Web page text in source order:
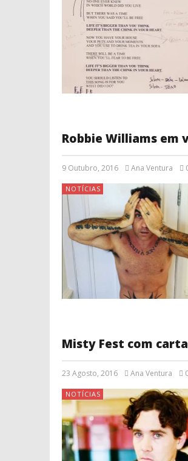
Robbie Williams em
9 Outubro, 2016 Ana Ventura
NOTÍCIAS
Misty Fest com
23 Agosto, 2016 Ana Ventura
NOTÍCIAS